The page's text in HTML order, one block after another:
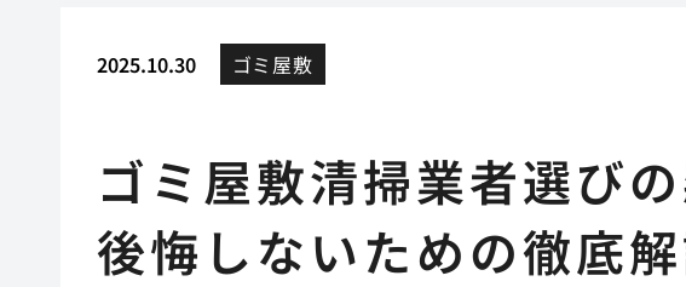
2025.10.30 ゴミ屋敷
ゴミ屋敷清掃業者選び
後悔しないための徹底